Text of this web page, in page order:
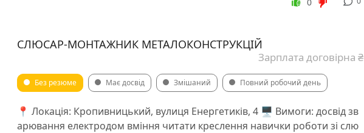
СЛЮСАР-МОНТАЖНИК МЕТАЛОКОНСТРУКЦІЙ
Зарплата договірна ₴
Без резюме Має досвід Змішаний Повний робочий день
📍 Локація: Кропивницький, вулиця Енергетиків, 4 🖥 Вимоги: досвід зв
арювання електродом вміння читати креслення навички роботи зі слю